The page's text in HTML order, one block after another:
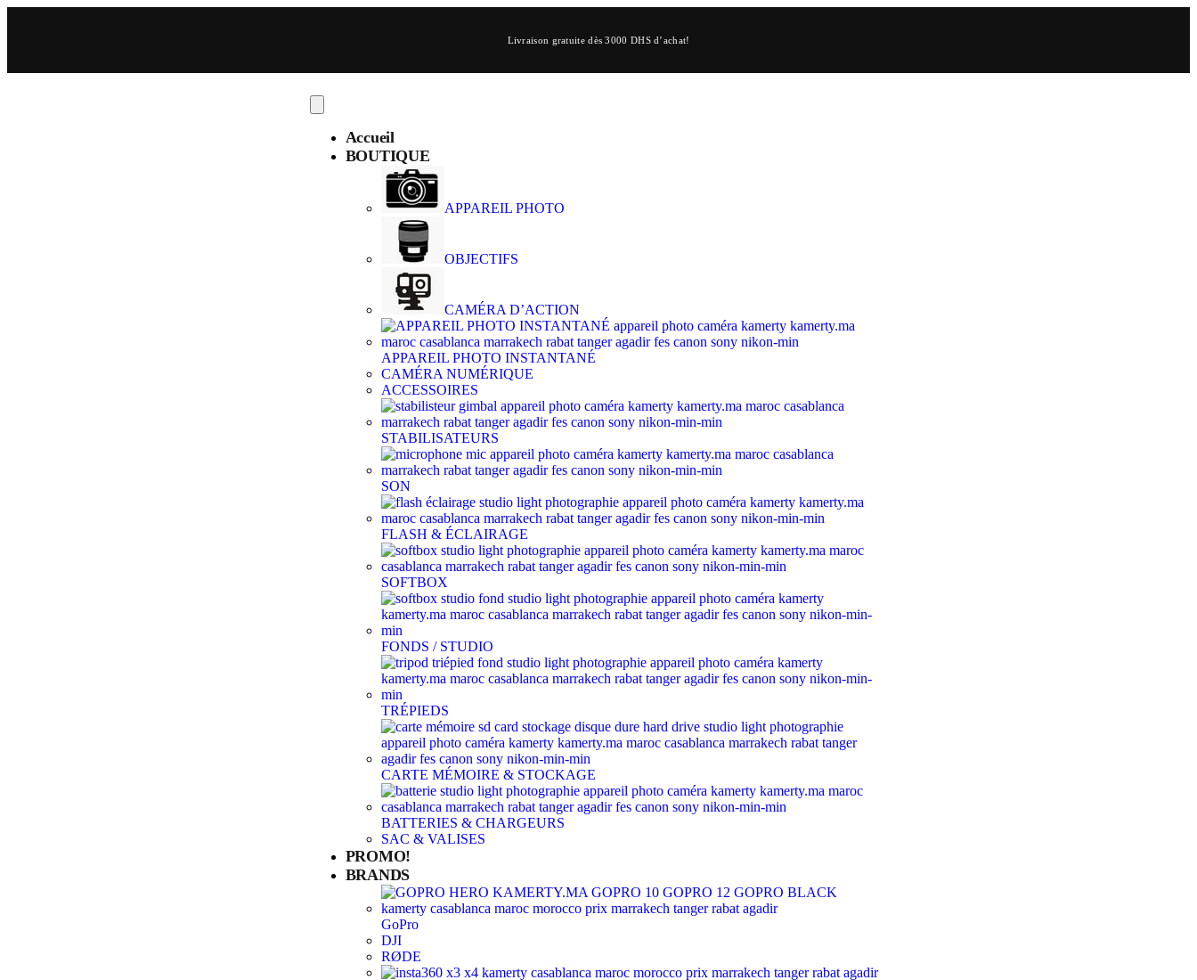
Livraison gratuite dès 3000 DHS d’achat!
Accueil
BOUTIQUE
APPAREIL PHOTO
OBJECTIFS
CAMÉRA D’ACTION
APPAREIL PHOTO INSTANTANÉ
CAMÉRA NUMÉRIQUE
ACCESSOIRES
STABILISATEURS
SON
FLASH & ÉCLAIRAGE
SOFTBOX
FONDS / STUDIO
TRÉPIEDS
CARTE MÉMOIRE & STOCKAGE
BATTERIES & CHARGEURS
SAC & VALISES
PROMO!
BRANDS
GoPro
DJI
RØDE